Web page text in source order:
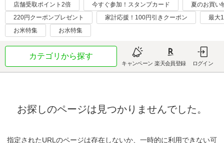
店舗受取ポイント2倍
今すぐ参加！スタンプカード
夏のお買い
220円クーポンプレゼント
家計応援！100円引きクーポン
最大
お米特集
お水特集
カテゴリから探す
キャンペーン 楽天会員登録 ログイン
お探しのページは見つかりませんでした。
指定されたURLのページは存在しないか、一時的に利用できない可